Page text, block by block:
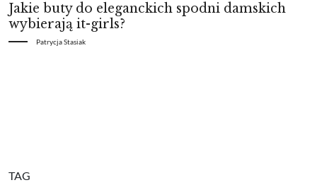
Jakie buty do eleganckich spodni damskich
wybierają it-girls?
Patrycja Stasiak
TAG